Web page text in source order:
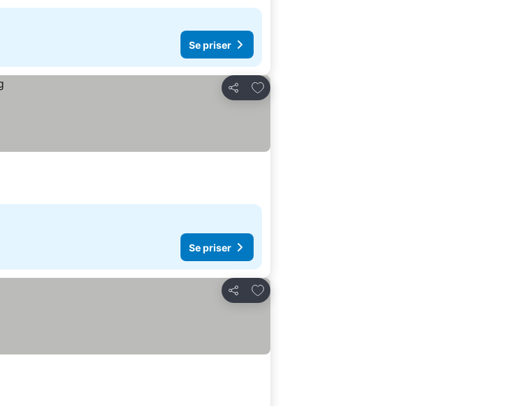
Se priser
Dela
Lägg till i Mina Favoriter
Se priser
Dela
Lägg till i Mina Favoriter